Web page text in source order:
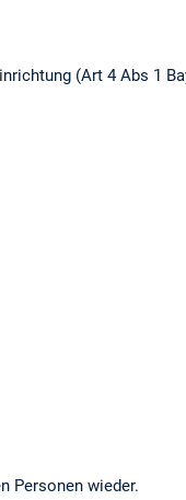
(Art 4 Abs 1
Personen wieder.